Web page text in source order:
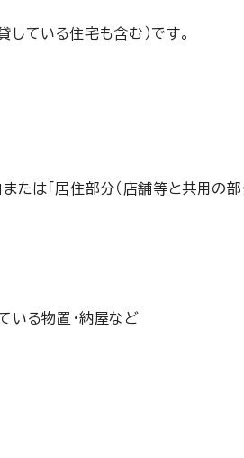
ている住宅も含む）です。
は「居住部分（店舗等と共用
いる物置・納屋など